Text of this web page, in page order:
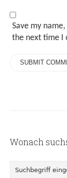
Save my
the next time I
Wonach